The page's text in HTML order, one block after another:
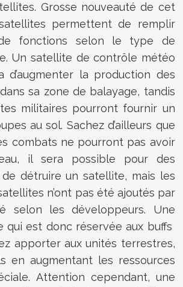
Grosse nouveauté de cet
permettent de remplir
fonctions selon le type de
Un satellite de contrôle météo
d’augmenter la production des
sa zone de balayage, tandis
militaires pourront fournir un
au sol. Sachez d’ailleurs que
combats ne pourront pas avoir
il sera possible pour des
détruire un satellite, mais les
n’ont pas été ajoutés par
selon les développeurs. Une
qui est donc réservée aux buffs
apporter aux unités terrestres,
en augmentant les ressources
Attention cependant, une